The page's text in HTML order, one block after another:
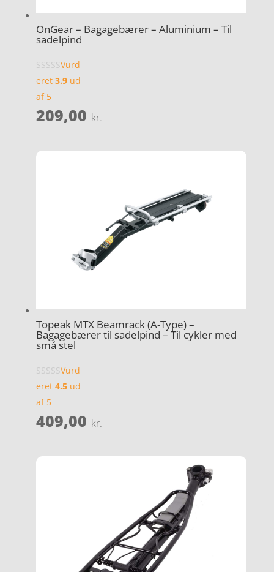
OnGear – Bagagebærer – Aluminium – Til
sadelpind
Vurd
eret 3.9ud
af 5
209,00 kr.
Topeak MTX Beamrack (A-Type) –
Bagagebærer til sadelpind – Til cykler med
små stel
Vurd
eret 4.5ud
af 5
409,00 kr.